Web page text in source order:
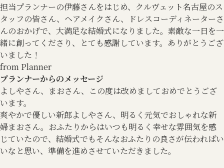
担当プランナーの伊藤さんをはじめ、クルヴェット名古屋のス
タッフの皆さん、ヘアメイクさん、ドレスコーディネーターさ
んのおかげで、大満足な結婚式になりました。素敵な一日を一
緒に創ってくださり、とても感謝しています。ありがとうござ
いました！
from Planner
プランナーからのメッセージ
よしやさん、まおさん、この度は改めましておめでとうござ
います。
爽やかで優しい新郎よしやさん、明るく元気でおしゃれな新
婦まおさん。おふたりからはいつも明るく幸せな雰囲気を感
じていたので、結婚式でもそんなおふたりの良さが伝わればい
いなと思い、準備を進めさせていただきました。